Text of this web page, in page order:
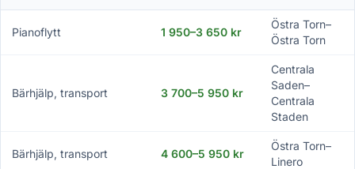
Pianoflytt 1 950–3 650 kr
Östra Torn–
Östra Torn
Bärhjälp, transport 3 700–5 950 kr
Centrala
Saden–
Centrala
Staden
Bärhjälp, transport 4 600–5 950 kr
Östra Torn–
Linero